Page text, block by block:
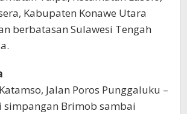
Kabupaten Konawe Utara
berbatasan Sulawesi Tengah
Jalan Poros Punggaluku –
simpangan Brimob sambai